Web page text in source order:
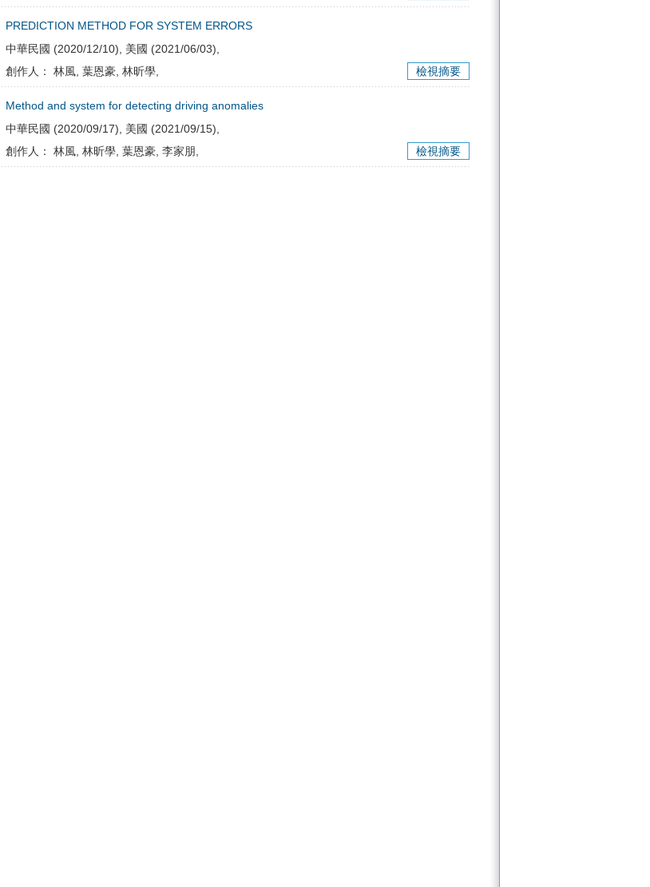
PREDICTION METHOD FOR SYSTEM ERRORS
中華民國 (2020/12/10), 美國 (2021/06/03),
創作人： 林風, 葉恩豪, 林昕學,
檢視摘要
Method and system for detecting driving anomalies
中華民國 (2020/09/17), 美國 (2021/09/15),
創作人： 林風, 林昕學, 葉恩豪, 李家朋,
檢視摘要